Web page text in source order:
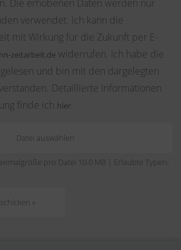
Die erhobenen Daten werden nur
verwendet. Ich kann die
mit Wirkung für die Zukunft per E-
zeitarbeit.de widerrufen. Ich habe die
gelesen und bin mit den dargelegten
Detaillierte Informationen
finde ich hier.
Datei auswählen
pro Datei 10.0 MB | Erlaubte Typen: